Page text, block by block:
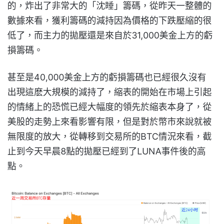
的，炸出了非常大的「沈睡」籌碼，從昨天一整體的
數據來看，獲利籌碼的減持因為價格的下跌壓縮的很
低了，而主力的拋壓還是來自於31,000美金上方的虧
損籌碼。
甚至是40,000美金上方的虧損籌碼也已經很久沒有
出現這麽大規模的減持了，縮表的開始在市場上引起
的情緒上的恐慌已經大幅度的領先於縮表本身了，從
美股的走勢上來看影響有限，但是對於幣市來說就被
無限度的放大，從轉移到交易所的BTC情況來看，截
止到今天早晨8點的拋壓已經到了LUNA事件後的高
點。